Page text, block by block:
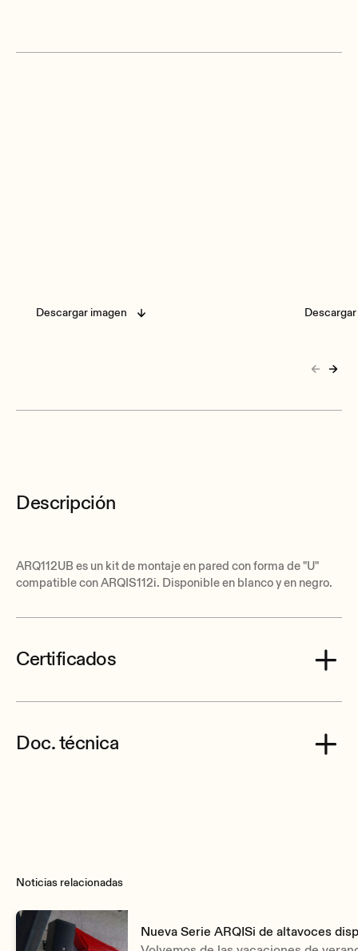
Descargar imagen
Descripción
ARQ112UB es un kit de montaje en pared con forma de "U"
compatible con ARQIS112i. Disponible en blanco y en negro.
Certificados
Doc. técnica
Noticias relacionadas
Nueva Serie ARQISi de altavoces